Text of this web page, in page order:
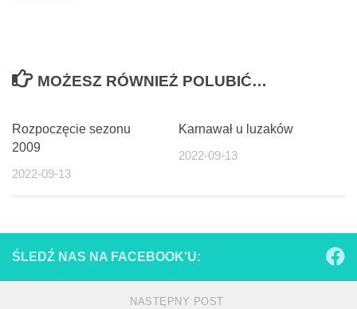
MOŻESZ RÓWNIEŻ POLUBIĆ…
Rozpoczęcie sezonu
2009
2022-09-13
Karnawał u luzaków
2022-09-13
ŚLEDŹ NAS NA FACEBOOK'U:
NASTĘPNY POST